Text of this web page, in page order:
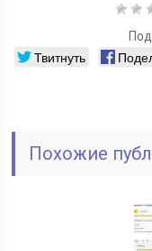
Твитнуть
Похожие